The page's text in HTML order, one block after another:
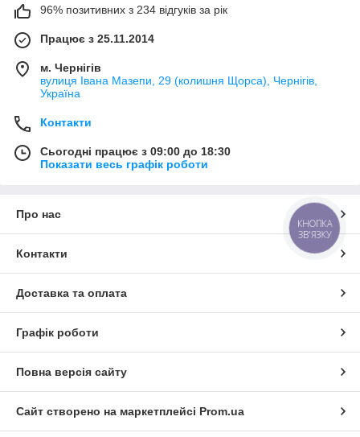
96% позитивних з 234 відгуків за рік
Працює з 25.11.2014
м. Чернігів
вулиця Івана Мазепи, 29 (колишня Щорса), Чернігів,
Україна
Контакти
Сьогодні працює з 09:00 до 18:30
Показати весь графік роботи
Про нас
Контакти
Доставка та оплата
Графік роботи
Повна версія сайту
Сайт створено на маркетплейсі Prom.ua
КНОПКА
ЗВ'ЯЗКУ